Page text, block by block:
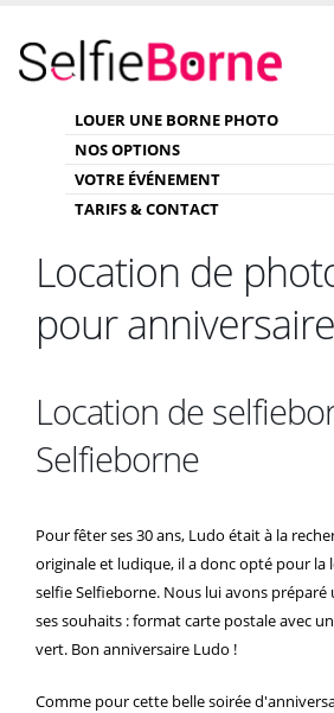
LOUER UNE BORNE PHOTO
NOS OPTIONS
VOTRE ÉVÉNEMENT
TARIFS & CONTACT
Location de
pour
Location de
Selfieborne
Pour fêter ses 30 ans, Ludo était à la
originale et ludique, il a donc opté pour la
selfie Selfieborne. Nous lui avons
ses souhaits : format carte postale avec
vert. Bon anniversaire Ludo !
Comme pour cette belle soirée